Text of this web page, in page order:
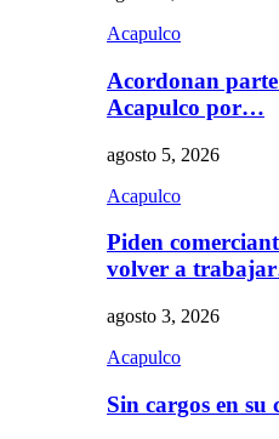
Acapulco
Acordonan
Acapulco por…
agosto 5, 2026
Acapulco
Piden
volver a
agosto 3, 2026
Acapulco
Sin cargos en